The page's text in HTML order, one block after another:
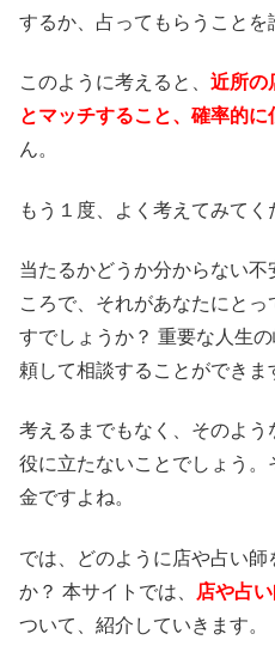
するか、占ってもらうことを
このように考えると、 近所の
とマッチすること、確率的に
ん。
もう１度、よく考えてみてく
当たるかどうか分からない
ころで、それがあなたにと
すでしょうか？ 重要な人生
頼して相談することができま
考えるまでもなく、そのよう
役に立たないことでしょう
金ですよね。
では、どのように店や占い師
か？ 本サイトでは、
店や占
ついて、紹介していきます。